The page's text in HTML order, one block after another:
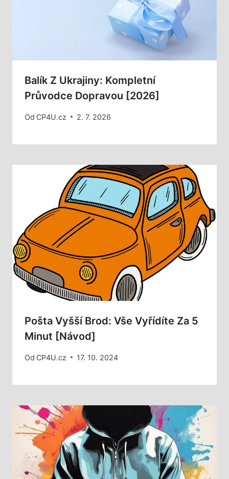
Balík Z Ukrajiny: Kompletní
Průvodce Dopravou [2026]
Od CP4U.cz 2. 7. 2026
Pošta Vyšší Brod: Vše Vyřídíte Za 5
Minut [Návod]
Od CP4U.cz 17. 10. 2024